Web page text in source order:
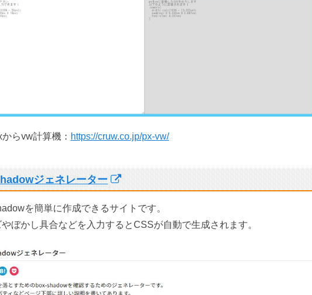
らvw計算機： https://cruw.co.jp/px-vw/
ジェネレーター
を簡単に作成できるサイトです。
ぼかし具合などを入力するとCSSが自動で生成されます。